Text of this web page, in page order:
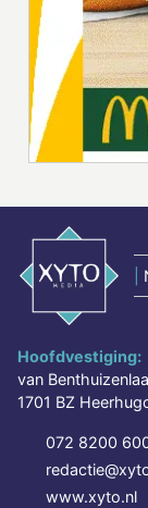
Hoofdvestiging:
van
1701 BZ
072 8200
www.xyto.nl